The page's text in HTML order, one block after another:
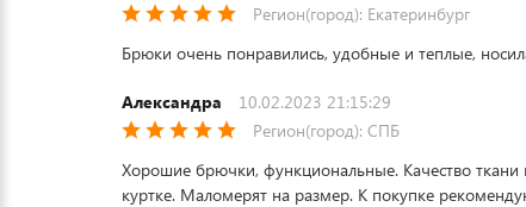
Регион(город): Екатеринбург
Брюки очень понравились, удобные и теплые,
Александра
10.02.2023 21:15:29
Регион(город): СПБ
Хорошие брючки, функциональные. Качество
куртке. Маломерят на размер. К покупке